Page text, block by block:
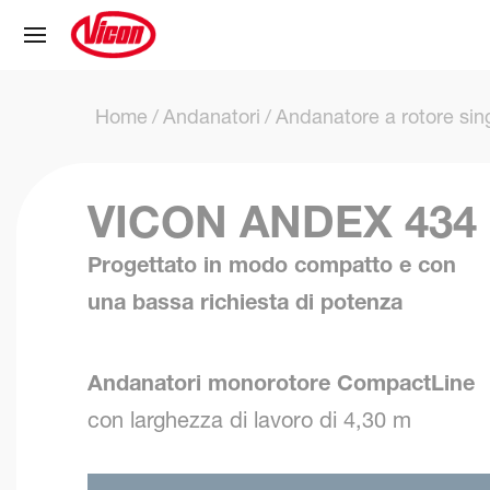
Home Andanatori Andanatore a rotore
VICON ANDEX 434
Progettato in modo compatto e con
una bassa richiesta di potenza
Andanatori monorotore CompactLine
con larghezza di lavoro di 4,30 m
Pannello di gestione dei cookies